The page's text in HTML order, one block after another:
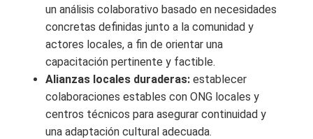
un análisis colaborativo basado en necesidades
concretas definidas junto a la comunidad y
actores locales, a fin de orientar una
capacitación pertinente y factible.
Alianzas locales duraderas: establecer
colaboraciones estables con ONG locales y
centros técnicos para asegurar continuidad y
una adaptación cultural adecuada.